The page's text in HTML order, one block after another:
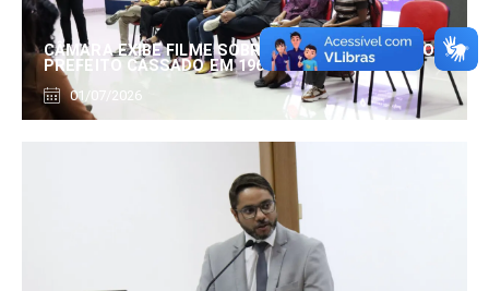
CÂMARA EXIBE FILME SOBRE EDUARDO SERRANO,
PREFEITO CASSADO EM 1960
01/07/2026